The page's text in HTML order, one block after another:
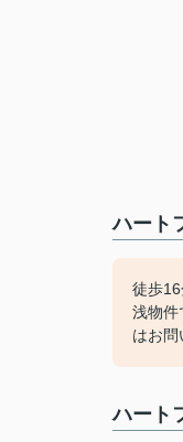
ハート
徒歩
浅物件
はお問
ハート